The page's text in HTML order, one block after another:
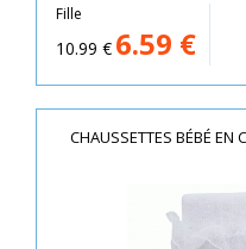
Fille
10.99 € 6.59 €
CHAUSSETTES BÉBÉ EN